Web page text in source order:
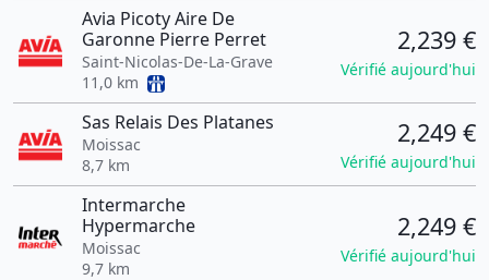
Avia Picoty Aire De
Garonne Pierre Perret
Saint-Nicolas-De-La-Grave
11,0 km
2,239 €
Vérifié aujourd'hui
Sas Relais Des Platanes
Moissac
8,7 km
2,249 €
Vérifié aujourd'hui
Intermarche
Hypermarche
Moissac
9,7 km
2,249 €
Vérifié aujourd'hui